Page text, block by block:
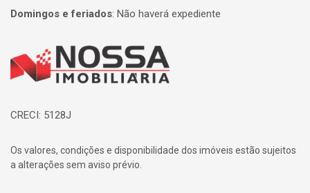
Domingos e feriados: Não haverá expediente
Página inicial
CRECI: 5128J
Os valores, condições e disponibilidade dos imóveis estão sujeitos
a alterações sem aviso prévio.